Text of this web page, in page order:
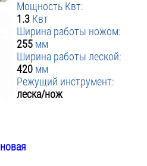
Мощность Квт:
1.3 Квт
Ширина работы ножом:
255 мм
Ширина работы леской:
420 мм
Режущий инструмент:
леска/нож